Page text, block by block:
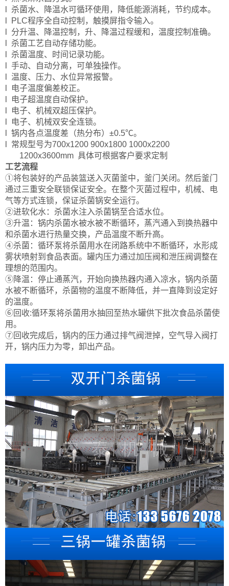
l 杀菌水、降温水可循环使用，降低能源消耗，节约成本。
l PLC程序全自动控制，触摸屏指令输入。
l 分升温、降温控制，升、降温过程缓和，温度控制准确。
l 杀菌工艺自动存储功能。
l 杀菌温度、时间记录功能。
l 手动、自动分离，可单独操作。
l 温度、压力、水位异常报警。
l 电子温度偏差校正。
l 电子超温度自动保护。
l 电子、机械双超压保护。
l 电子、机械双安全连锁。
l 锅内各点温度差（热分布）±0.5℃。
l 常规型号为700x1200 900x1800 1000x2200
1200x3600mm 具体可根据客户要求定制
工艺流程
①将包装好的产品装篮送入灭菌釜中，釜门关闭。然后釜门
通过三重安全联锁保证安全。在整个灭菌过程中，机械、电
气等方式连锁，保证杀菌锅安全运行。
②进软化水：杀菌水注入杀菌锅至合适水位。
③升温：锅内杀菌水被水被不断循环，蒸汽通入到换热器中
和杀菌水进行热量交换，产品温度不断升高。
④杀菌：循环泵将杀菌用水在闭路系统中不断循环，水形成
雾状喷射到食品表面。罐内压力通过加压阀和泄压阀调整在
理想的范围内。
⑤降温：停止通蒸汽，开始向换热器内通入凉水，锅内杀菌
水被不断循环，杀菌物的温度不断降低，并一直降到设定好
的温度。
⑥回收:循环泵将杀菌用水抽回至热水罐供下批次食品杀菌使
用。
⑦回收完成后，锅内的压力通过排气阀泄掉，空气导入阀打
开，锅内压力为零，卸出产品。